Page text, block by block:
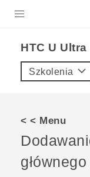
VIVE
VIVERSE
HTC U Ultra‎
Szkolenia
< < Menu
głównego